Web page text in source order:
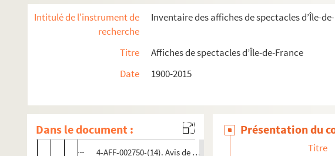
Intitulé de l'instrument de
recherche
Inventaire des affiches de spectacles d’Île-
Titre
Affiches de spectacles d’Île-de-France
Date
1900-2015
Dans le document :
4-AFF-002750-(06). Agnès
4-AFF-002750-(07). Ambulance
4-AFF-002750-(09). Les amoureux du café désert
4-AFF-002750-(10). Animals of the city
4-AFF-002750-(12). Antoine m'a vendu son destin
4-AFF-002750-(13). Attention au travail
4-AFF-002750-(14). Avis de recherche
Présentation du
Titre